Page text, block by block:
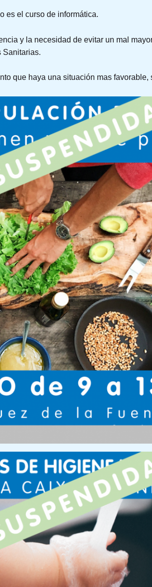
es el curso de informática.
y la necesidad de evitar un mal
Sanitarias.
que haya una situación mas